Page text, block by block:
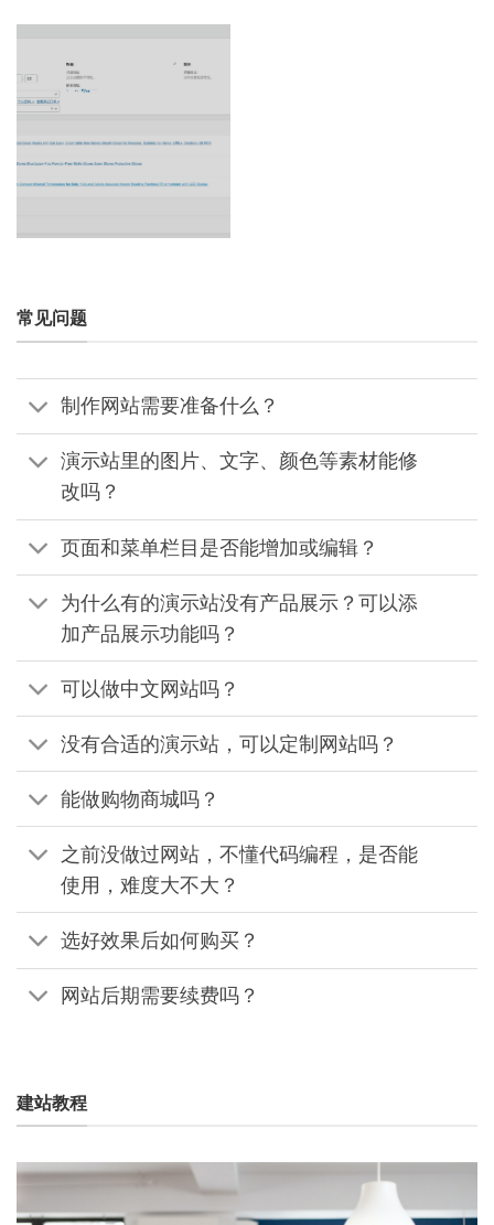
常见问题
制作网站需要准备什么？
演示站里的图片、文字、颜色等素材能修
改吗？
页面和菜单栏目是否能增加或编辑？
为什么有的演示站没有产品展示？可以添
加产品展示功能吗？
可以做中文网站吗？
没有合适的演示站，可以定制网站吗？
能做购物商城吗？
之前没做过网站，不懂代码编程，是否能
使用，难度大不大？
选好效果后如何购买？
网站后期需要续费吗？
建站教程